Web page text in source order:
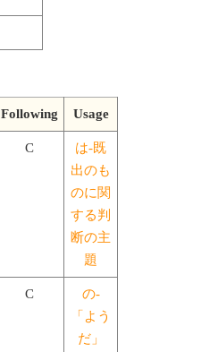
Following Usage
C
は-既
出のも
のに関
する判
断の主
題
C
の-
「よう
だ」